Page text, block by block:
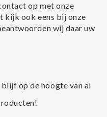
op met onze
kijk ook eens bij onze
wij daar uw
op de hoogte van al